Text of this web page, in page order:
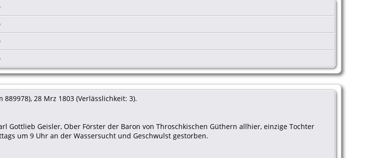
28 Mrz 1803 (Verlässlichkeit: 3).
Gottlieb Geisler, Ober Förster der Baron von Throschkischen Güthern allhier, einzige Tochter
um 9 Uhr an der Wassersucht und Geschwulst gestorben.